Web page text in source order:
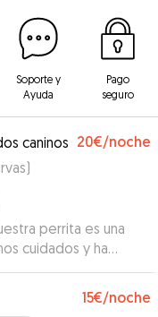
Soporte y
Ayuda
Pago
seguro
caninos 20€/noche
)
perrita es una
cuidados y ha
por Yara y su pareja.
de llevarla al
del tto que tenía.
15€/noche